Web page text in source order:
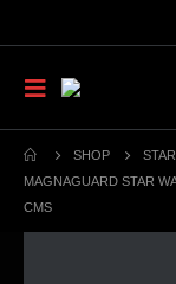
SHOP
MAGNAGUARD STAR
CMS